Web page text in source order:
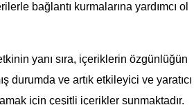
bağlantı kurmalarına yardımcı ol
yanı sıra, içeriklerin özgünlüğün
durumda ve artık etkileyici ve yaratıcı
için çeşitli içerikler sunmaktadır.